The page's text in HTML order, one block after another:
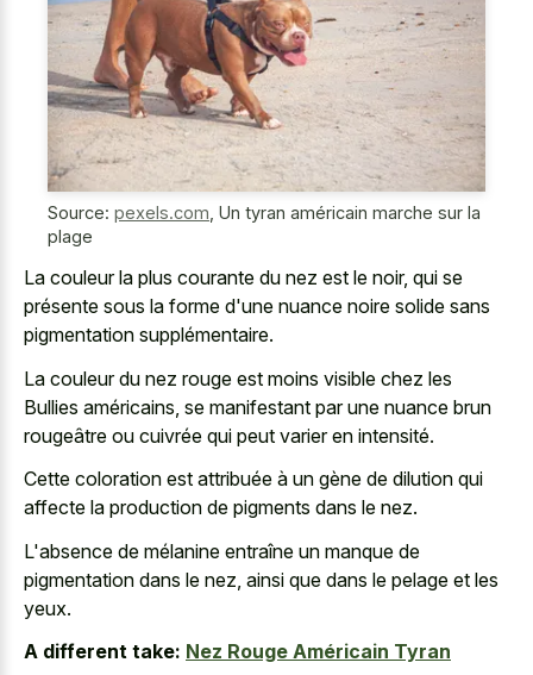
Source: pexels.com Un tyran américain marche sur la
plage
La couleur la plus courante du nez est le noir, qui se
présente sous la forme d'une nuance noire solide sans
pigmentation supplémentaire.
La couleur du nez rouge est moins visible chez les
Bullies américains, se manifestant par une nuance brun
rougeâtre ou cuivrée qui peut varier en intensité.
Cette coloration est attribuée à un gène de dilution qui
affecte la production de pigments dans le nez.
L'absence de mélanine entraîne un manque de
pigmentation dans le nez, ainsi que dans le pelage et les
yeux.
A different take: Nez Rouge Américain Tyran